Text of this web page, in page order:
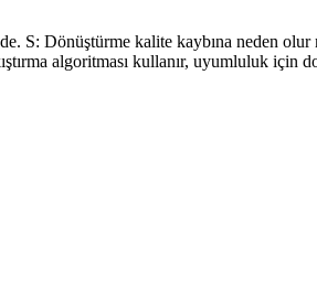
S: Dönüştürme kalite kaybına neden
algoritması kullanır, uyumluluk için